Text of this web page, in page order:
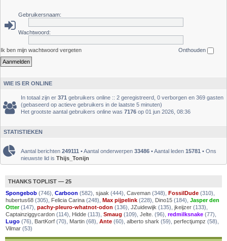
Gebruikersnaam:
Wachtwoord:
Ik ben mijn wachtwoord vergeten Onthouden
WIE IS ER ONLINE
In totaal zijn er 371 gebruikers online :: 2 geregistreerd, 0 verborgen en 369 gasten
(gebaseerd op actieve gebruikers in de laatste 5 minuten)
Het grootste aantal gebruikers online was 7176 op 01 jun 2026, 08:36
STATISTIEKEN
Aantal berichten 249111 • Aantal onderwerpen 33486 • Aantal leden 15781 • Ons
nieuwste lid is Thijs_Tonijn
THANKS TOPLIST — 25
Spongebob (746), Carboon (582), sjaak (444), Caveman (348), FossilDude (310),
hubertus68 (305), Felicia Carina (248), Max pijpelink (228), Dino15 (184), Jasper den
Otter(147), pachy-pleuro-whatnot-odon (136), JZuidewijk (135), jkeijzer (133),
Captainziggycardon (114), Hidde (113), Smaug (109), Jelte. (96), redmilksnake (77),
Lugo (76), BartKorf (70), Martin (68), Ante (60), alberto shark (59), perfectjumpz (58),
Vilmar (53)